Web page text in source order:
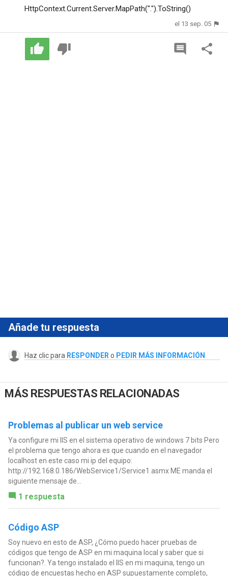
HttpContext.Current.Server.MapPath(".").ToString()
el 13 sep. 05
Añade tu respuesta
Haz clic para RESPONDER o PEDIR MÁS INFORMACIÓN
MÁS RESPUESTAS RELACIONADAS
Problemas al publicar un web service
Ya configure mi IIS en el sistema operativo de windows 7 bits Pero
el problema que tengo ahora es que cuando en el navegador
localhost en este caso mi ip del equipo:
http://192.168.0.186/WebService1/Service1.asmx ME manda el
siguiente mensaje de...
1 respuesta
Código ASP
Soy nuevo en esto de ASP, ¿Cómo puedo hacer pruebas de
códigos que tengo de ASP en mi maquina local y saber que si
funcionan?. Ya tengo instalado el IIS en mi maquina, tengo un
código de encuestas hecho en ASP supuestamente completo,